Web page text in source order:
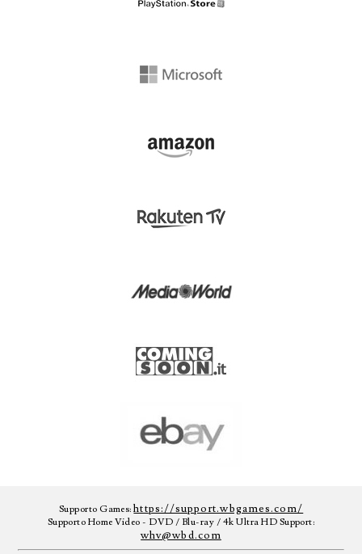
Supporto Games:https://support.wbgames.com/
Supporto Home Video - DVD / Blu-ray / 4k Ultra HD Support:
whv@wbd.com